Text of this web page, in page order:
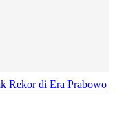
Rekor di Era Prabowo